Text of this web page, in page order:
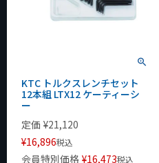
KTC トルクスレンチセット
12本組 LTX12 ケーティーシ
ー
定価 ¥21,120
¥16,896税込
会員特別価格 ¥16,473税込